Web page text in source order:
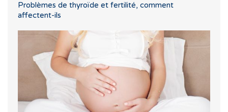
Problèmes de thyroïde et fertilité, comment
affectent-ils